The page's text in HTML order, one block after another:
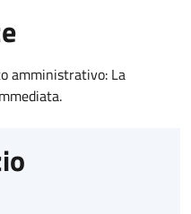
amministrativo: La